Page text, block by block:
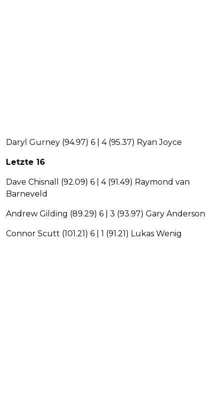
Daryl Gurney (94.97) 6 | 4 (95.37) Ryan Joyce
Letzte 16
Dave Chisnall (92.09) 6 | 4 (91.49) Raymond van
Barneveld
Andrew Gilding (89.29) 6 | 3 (93.97) Gary Anderson
Connor Scutt (101.21) 6 | 1 (91.21) Lukas Wenig